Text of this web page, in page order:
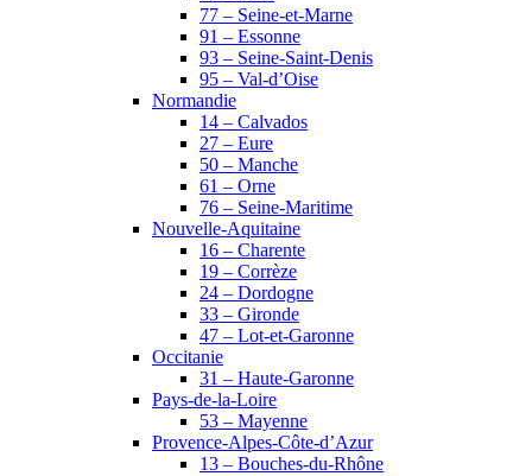
77 – Seine-et-Marne
91 – Essonne
93 – Seine-Saint-Denis
95 – Val-d’Oise
Normandie
14 – Calvados
27 – Eure
50 – Manche
61 – Orne
76 – Seine-Maritime
Nouvelle-Aquitaine
16 – Charente
19 – Corrèze
24 – Dordogne
33 – Gironde
47 – Lot-et-Garonne
Occitanie
31 – Haute-Garonne
Pays-de-la-Loire
53 – Mayenne
Provence-Alpes-Côte-d’Azur
13 – Bouches-du-Rhône